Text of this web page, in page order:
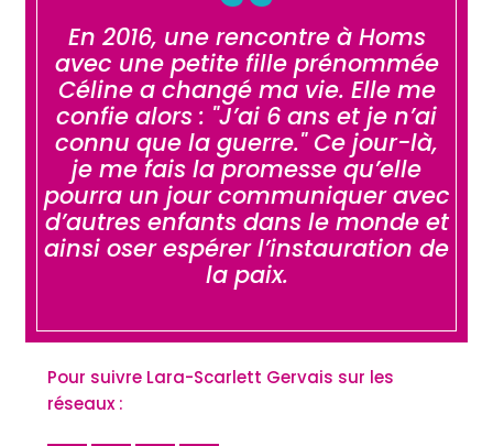
En 2016, une rencontre à Homs
avec une petite fille prénommée
Céline a changé ma vie. Elle me
confie alors : "J’ai 6 ans et je n’ai
connu que la guerre." Ce jour-là,
je me fais la promesse qu’elle
pourra un jour communiquer avec
d’autres enfants dans le monde et
ainsi oser espérer l’instauration de
la paix.
Pour suivre Lara-Scarlett Gervais sur les
réseaux :